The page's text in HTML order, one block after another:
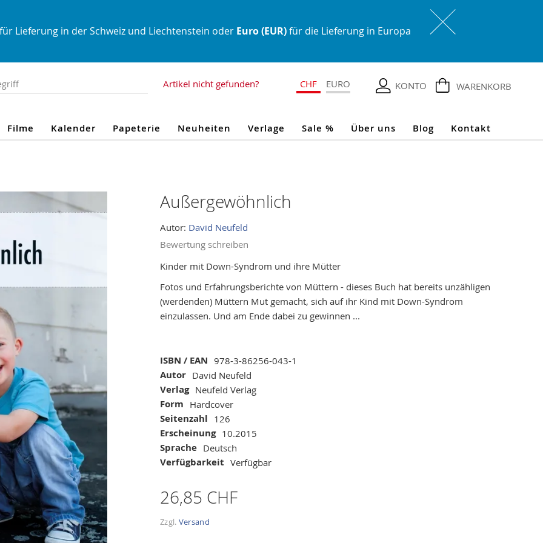
für Lieferung in der Schweiz und Liechtenstein oder Euro (EUR)für die Lieferung in Europa
WARENKORB
KONTO
Artikel nicht gefunden? CHF EURO
Filme Kalender Papeterie Neuheiten Verlage Sale % Über uns Blog Kontakt
Außergewöhnlich
Autor: David Neufeld
Bewertung schreiben
Kinder mit Down-Syndrom und ihre Mütter
Fotos und Erfahrungsberichte von Müttern - dieses Buch hat bereits unzähligen
(werdenden) Müttern Mut gemacht, sich auf ihr Kind mit Down-Syndrom
einzulassen. Und am Ende dabei zu gewinnen ...
Mehr
Informationen
ISBN / EAN 978-3-86256-043-1
Autor David Neufeld
Verlag Neufeld Verlag
Form Hardcover
Seitenzahl 126
Erscheinung 10.2015
Sprache Deutsch
Verfügbarkeit Verfügbar
26,85 CHF
Zzgl. Versand